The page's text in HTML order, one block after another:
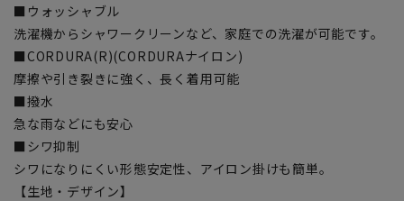
■ウォッシャブル
洗濯機からシャワークリーンなど、家庭での洗濯が可能です。
■CORDURA(R)(CORDURAナイロン)
摩擦や引き裂きに強く、長く着用可能
■撥水
急な雨などにも安心
■シワ抑制
シワになりにくい形態安定性、アイロン掛けも簡単。
【生地・デザイン】